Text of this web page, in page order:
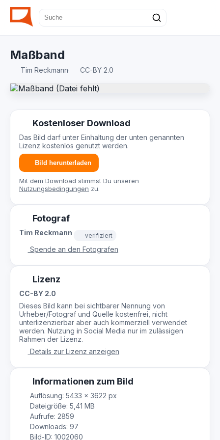
Maßband
Tim Reckmann· CC-BY 2.0
Kostenloser Download
Das Bild darf unter Einhaltung der unten genannten
Lizenz kostenlos genutzt werden.
Bild herunterladen
Mit dem Download stimmst Du unseren
Nutzungsbedingungen zu.
Fotograf
Tim Reckmann verifiziert
Spende an den Fotografen
Lizenz
CC-BY 2.0
Dieses Bild kann bei sichtbarer Nennung von
Urheber/Fotograf und Quelle kostenfrei, nicht
unterlizenzierbar aber auch kommerziell verwendet
werden. Nutzung in Social Media nur im zulässigen
Rahmen der Lizenz.
Details zur Lizenz anzeigen
Informationen zum Bild
Auflösung: 5433 × 3622 px
Dateigröße: 5,41 MB
Aufrufe: 2859
Downloads: 97
Bild-ID: 1002060